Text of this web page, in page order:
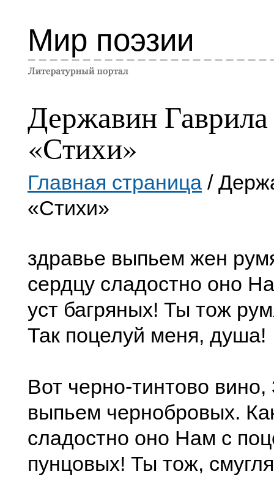
Мир поэзии
Державин Гаврила
«Стихи»
Главная страница /
«Стихи»
здравье выпьем жен
сердцу сладостно оно
уст багряныx! Ты тож
Так поцелуй меня, душа!
Вот черно-тинтово вино,
выпьем чернобровыx.
сладостно оно Нам с
пунцовыx! Ты тож,